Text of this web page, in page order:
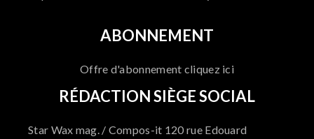
ABONNEMENT
Offre d'abonnement cliquez ici
RÉDACTION SIÈGE SOCIAL
Star Wax mag. / Compos-it 120 rue Edouard